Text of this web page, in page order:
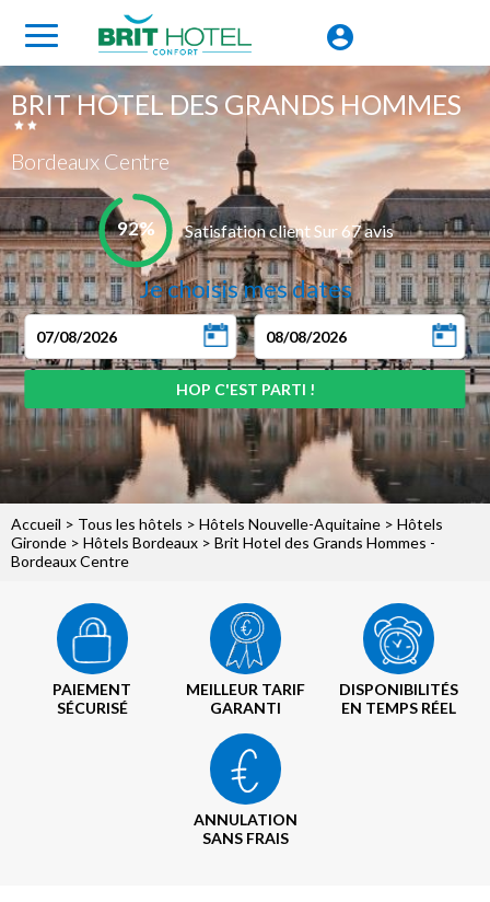
BRIT HOTEL DES GRANDS HOMMES
Bordeaux Centre
92% Satisfation client Sur 67 avis
Je choisis mes dates
Accueil > Tous les hôtels > Hôtels Nouvelle-Aquitaine > Hôtels
Gironde > Hôtels Bordeaux > Brit Hotel des Grands Hommes -
Bordeaux Centre
PAIEMENT
SÉCURISÉ
MEILLEUR TARIF
GARANTI
DISPONIBILITÉS
EN TEMPS RÉEL
ANNULATION
SANS FRAIS